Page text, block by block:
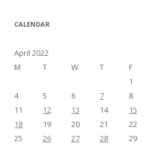
CALENDAR
April 2022
M
T W T F
1
4
5 6 7 8
11
12 13 14 15
18
19 20 21 22
25
26 27 28 29